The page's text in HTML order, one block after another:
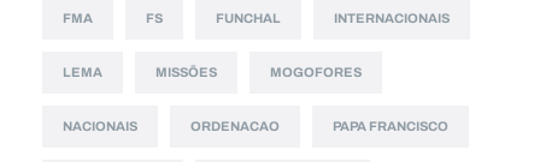
FMA FS FUNCHAL INTERNACIONAIS
LEMA MISSÕES MOGOFORES
NACIONAIS ORDENACAO PAPA FRANCISCO